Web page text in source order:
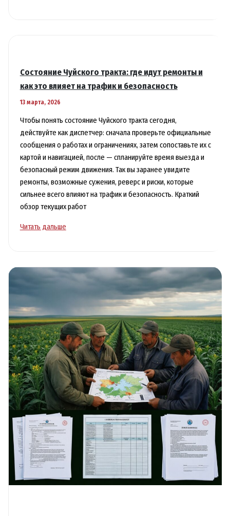
и
в
курортах
Состояние Чуйского тракта: где идут ремонты и
как это влияет на трафик и безопасность
13 марта, 2026
Чтобы понять состояние Чуйского тракта сегодня,
действуйте как диспетчер: сначала проверьте официальные
сообщения о работах и ограничениях, затем сопоставьте их с
картой и навигацией, после — спланируйте время выезда и
безопасный режим движения. Так вы заранее увидите
ремонты, возможные сужения, реверс и риски, которые
сильнее всего влияют на трафик и безопасность. Краткий
обзор текущих работ
Состояние
идут
как
это
влияет
на
трафик
и
безопасность
Читать дальше